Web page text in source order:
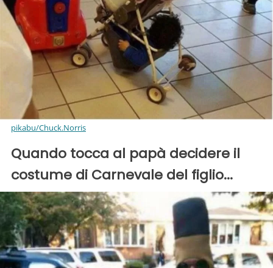
pikabu/Chuck.Norris
Quando tocca al papà decidere il
costume di Carnevale del figlio...